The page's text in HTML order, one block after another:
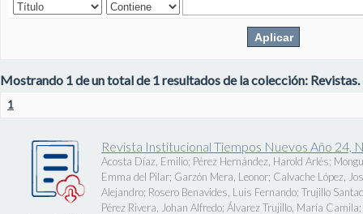
Mostrando 1 de un total de 1 resultados de la colección: Revistas.
1
Revista Institucional Tiempos Nuevos Año 24,
Acosta Díaz, Emilio; Pérez Hernández, Harold Arlés;
Emma del Pilar; Garzón Mera, Leonor; Calvache López,
Alejandro; Rosero Benavides, Luis Fernando; Trujillo
Pérez Rivera, Johan Alfredo; Álvarez Trujillo, María Camila;